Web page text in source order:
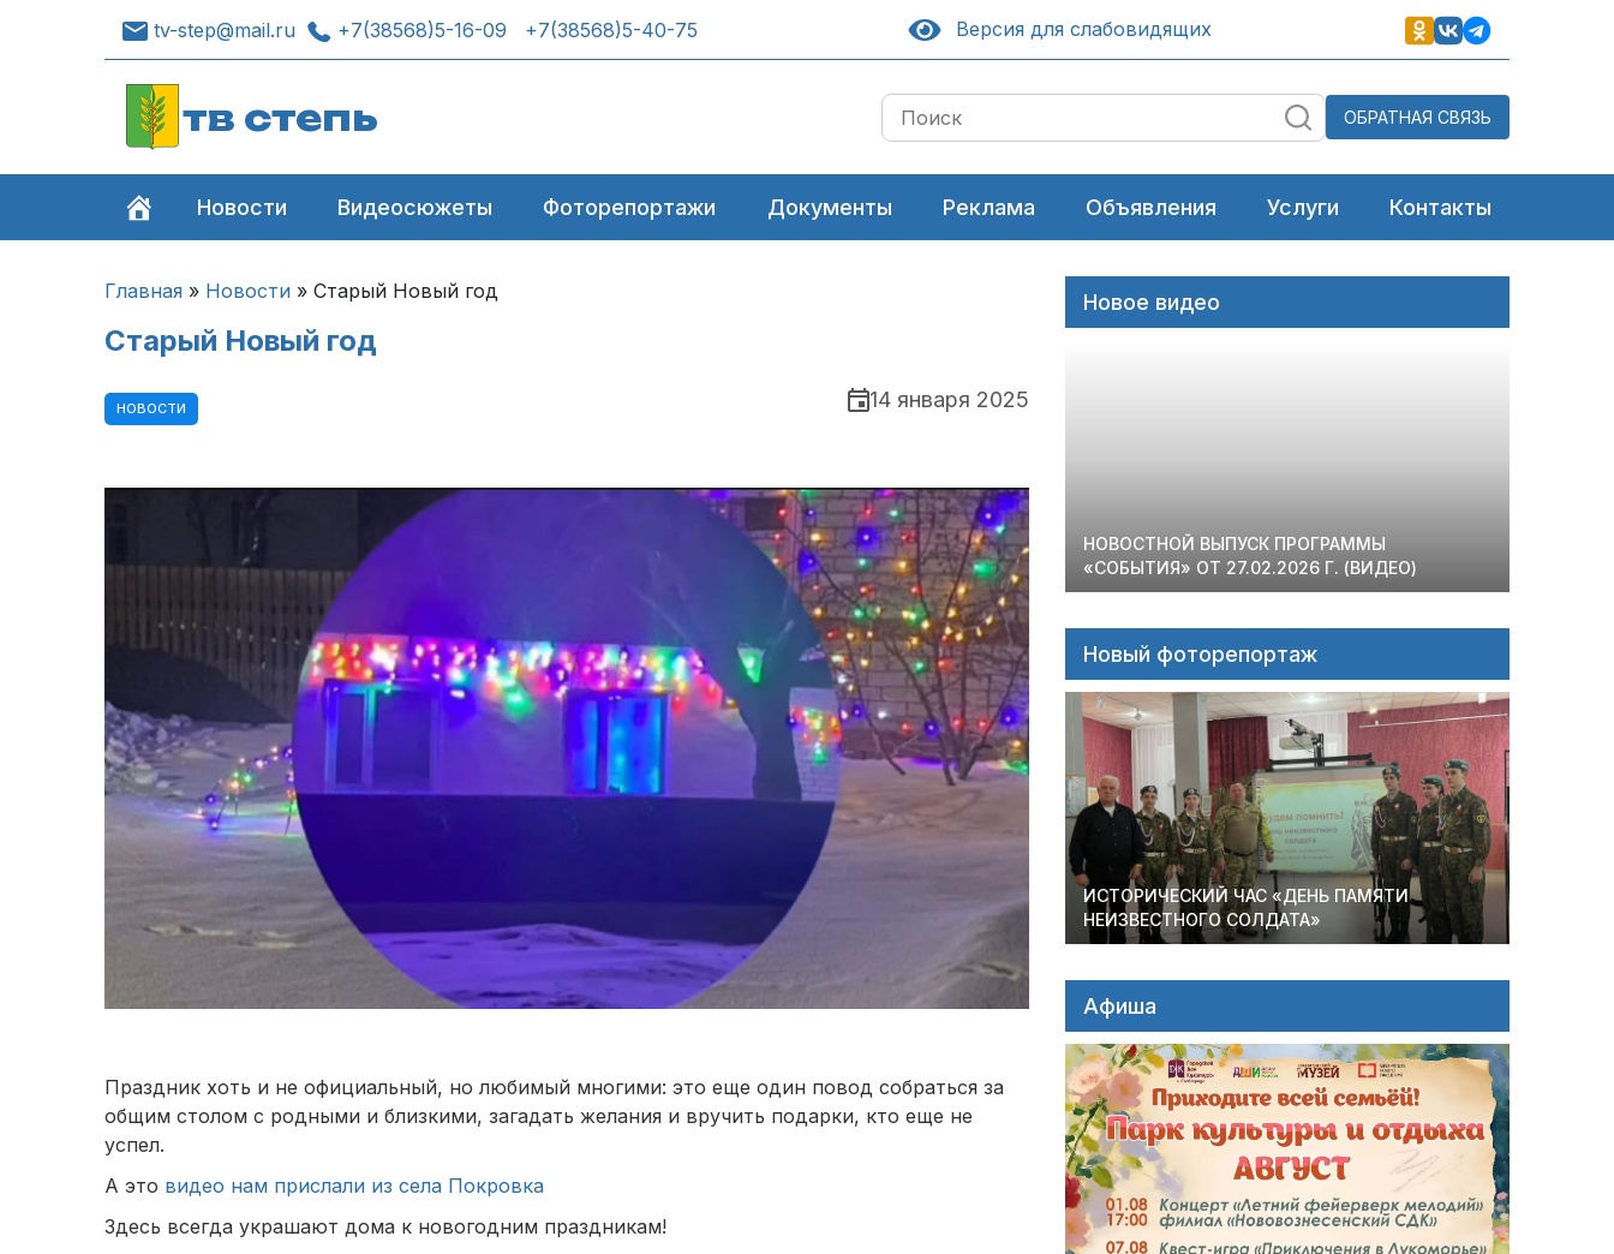
tv-step@mail.ru +7(38568)5-16-09 +7(38568)5-40-75 Версия для слабовидящих
тв степь ОБРАТНАЯ СВЯЗЬ
Новости Видеосюжеты Фоторепортажи Документы Реклама Объявления Услуги Контакты
Главная » Новости » Старый Новый год
Старый Новый год
НОВОСТИ 14 января 2025
Праздник хоть и не официальный, но любимый многими: это еще один повод собраться за
общим столом с родными и близкими, загадать желания и вручить подарки, кто еще не
успел.
А это видео нам прислали из села Покровка
Здесь всегда украшают дома к новогодним праздникам!
Новое видео
НОВОСТНОЙ ВЫПУСК ПРОГРАММЫ
«СОБЫТИЯ» ОТ 27.02.2026 Г. (ВИДЕО)
Новый фоторепортаж
ИСТОРИЧЕСКИЙ ЧАС «ДЕНЬ ПАМЯТИ
НЕИЗВЕСТНОГО СОЛДАТА»
Афиша